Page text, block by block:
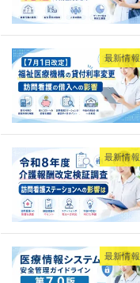
最新情報
最新情報
最新情報